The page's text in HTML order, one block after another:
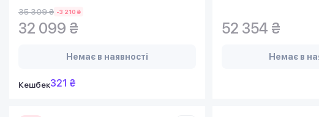
35 309 ₴ -3 210 ₴
32 099 ₴
Немає в наявності
Кешбек321 ₴
52 354 ₴
Немає в